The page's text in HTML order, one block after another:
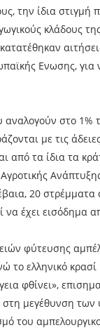
την ίδια στιγμή
κλάδους
Ενωσης, για
αναλογούν στο 1%
με τις
από τα ίδια τα
20 στρέμματα
έχει εισόδημα
φύτευσης
το ελληνικό κρασί
φθίνει»,
στη μεγέθυνση
του